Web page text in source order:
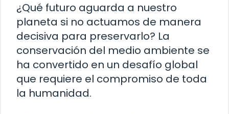
¿Qué futuro aguarda a nuestro
planeta si no actuamos de manera
decisiva para preservarlo? La
conservación del medio ambiente se
ha convertido en un desafío global
que requiere el compromiso de toda
la humanidad.